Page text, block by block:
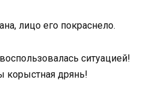
лицо его покраснело.
ситуацией!
корыстная дрянь!